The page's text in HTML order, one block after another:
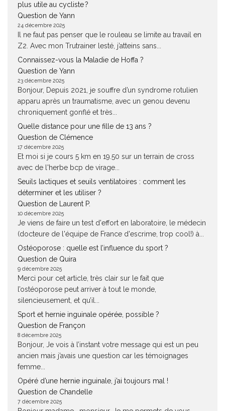
plus utile au cycliste ?
Question de Yann
24 décembre 2025
Il ne faut pas penser que le rouleau se limite au travail en
Z2. Avec mon Trutrainer lesté, j’atteins sans...
Connaissez-vous la Maladie de Hoffa ?
Question de Yann
23 décembre 2025
Bonjour, Depuis 2021, je souffre d’un syndrome rotulien
apparu après un traumatisme, avec un genou devenu
chroniquement gonflé et très...
Quelle distance pour une fille de 13 ans ?
Question de Clémence
17 décembre 2025
Et moi si je cours 5 km en 19.50 sur un terrain de cross
avec de l'herbe bcp de virage...
Seuils lactiques et seuils ventilatoires : comment les
déterminer et les utiliser ?
Question de Laurent P.
10 décembre 2025
Je viens de faire un test d'effort en laboratoire, le médecin
(docteure de l'équipe de France d'escrime, trop cool!) à...
Ostéoporose : quelle est l’influence du sport ?
Question de Quira
9 décembre 2025
Merci pour cet article, très clair sur le fait que
l’ostéoporose peut arriver à tout le monde,
silencieusement, et qu’il...
Sport et hernie inguinale opérée, possible ?
Question de Françon
8 décembre 2025
Bonjour, Je vois à l’instant votre message qui est un peu
ancien mais j’avais une question car les témoignages
femme...
Opéré d’une hernie inguinale, j’ai toujours mal !
Question de Chandelle
7 décembre 2025